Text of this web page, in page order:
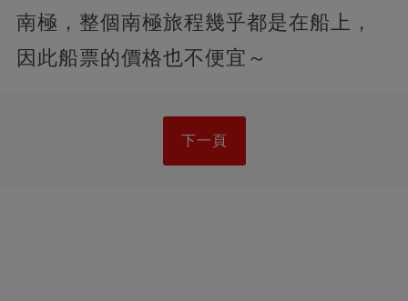
南極，整個南極旅程幾乎都是在船上，
因此船票的價格也不便宜～
下一頁